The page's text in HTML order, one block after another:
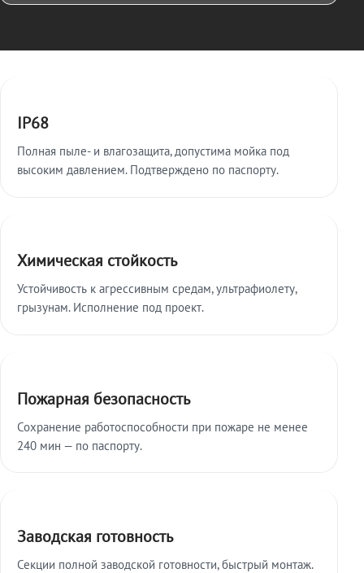
IP68
Полная пыле- и влагозащита, допустима мойка под
высоким давлением. Подтверждено по паспорту.
Химическая стойкость
Устойчивость к агрессивным средам, ультрафиолету,
грызунам. Исполнение под проект.
Пожарная безопасность
Сохранение работоспособности при пожаре не менее
240 мин — по паспорту.
Заводская готовность
Секции полной заводской готовности, быстрый монтаж.